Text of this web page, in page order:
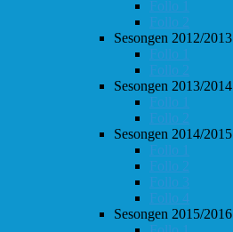
Follo 1
Follo 2
Sesongen 2012/2013
Follo 1
Follo 2
Sesongen 2013/2014
Follo 1
Follo 2
Sesongen 2014/2015
Follo 1
Follo 2
Follo 3
Follo 4
Sesongen 2015/2016